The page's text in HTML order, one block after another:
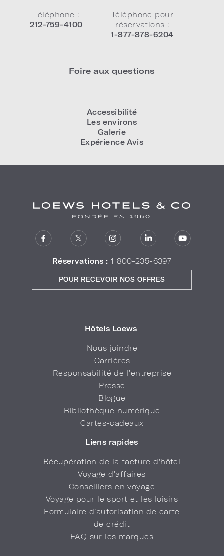
Téléphone :
212-759-4100
Téléphone pour
réservations :
1-877-878-6204
Foire aux questions
Accessibilité
Les environs
Galerie
Expérience Avis
Réservations : 1 800-235-6397
Hôtels Loews
Nous joindre
Carrières
Responsabilité de l'entreprise
Presse
Blogue
Bibliothèque numérique
Cartes-cadeaux
Liens rapides
Récupération de la facture d'hôtel
Voyage d'affaires
Conseillers en voyage
Voyage pour le sport et les loisirs
Formulaire d’autorisation de carte
de crédit
FAQ sur les marques
POUR RECEVOIR NOS OFFRES